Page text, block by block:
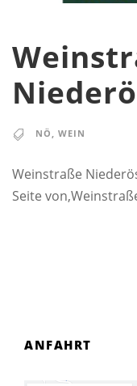
NÖ , WEIN
Weinstraße
Seite
ANFAHRT